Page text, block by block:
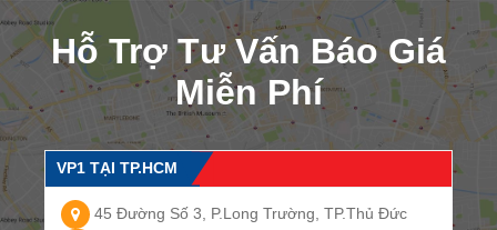
Hỗ Trợ Tư Vấn Báo Giá
Miễn Phí
VP1 TẠI TP.HCM
45 Đường Số 3, P.Long Trường, TP.Thủ Đức